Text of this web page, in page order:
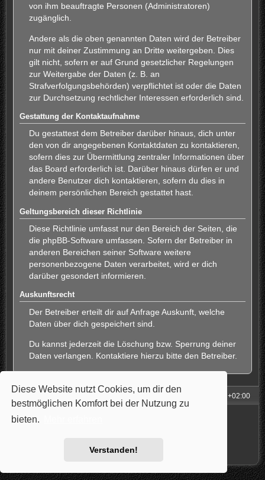
Diese Website nutzt Cookies, um dir den
bestmöglichen Komfort bei der Nutzung zu
bieten.
Verstanden!
von ihm beauftragte Personen (Administratoren)
zugänglich.
Andere als die oben genannten Daten wird der Betreiber
nur mit deiner Zustimmung an Dritte weitergeben. Dies
gilt nicht, sofern er auf Grund gesetzlicher Regelungen
zur Weitergabe der Daten (z. B. an
Strafverfolgungsbehörden) verpflichtet ist oder die Daten
zur Durchsetzung rechtlicher Interessen erforderlich sind.
Gestattung der Kontaktaufnahme
Du gestattest dem Betreiber darüber hinaus, dich unter
den von dir angegebenen Kontaktdaten zu kontaktieren,
sofern dies zur Übermittlung zentraler Informationen über
das Board erforderlich ist. Darüber hinaus dürfen er und
andere Benutzer dich kontaktieren, sofern du dies in
deinem persönlichen Bereich gestattet hast.
Geltungsbereich dieser Richtlinie
Diese Richtlinie umfasst nur den Bereich der Seiten, die
die phpBB-Software umfassen. Sofern der Betreiber in
anderen Bereichen seiner Software weitere
personenbezogene Daten verarbeitet, wird er dich
darüber gesondert informieren.
Auskunftsrecht
Der Betreiber erteilt dir auf Anfrage Auskunft, welche
Daten über dich gespeichert sind.
Du kannst jederzeit die Löschung bzw. Sperrung deiner
Daten verlangen. Kontaktiere hierzu bitte den Betreiber.
UTC+02:00
Powered by